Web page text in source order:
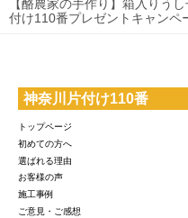
【酪農家の手作り】箱入りう
付け110番プレゼントキャンペ
神奈川片付け110番
トップページ
初めての方へ
選ばれる理由
お客様の声
施工事例
ご意見・ご感想